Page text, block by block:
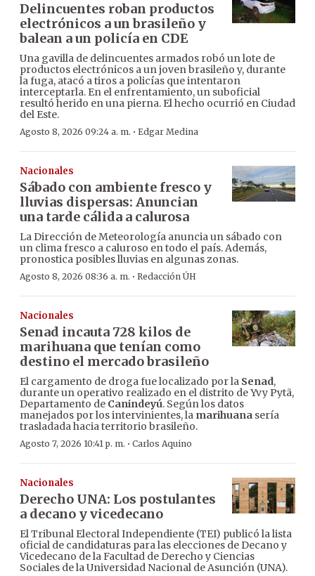
Delincuentes roban productos
electrónicos a un brasileño y
balean a un policía en CDE
Una gavilla de delincuentes armados robó un lote de
productos electrónicos a un joven brasileño y, durante
la fuga, atacó a tiros a policías que intentaron
interceptarla. En el enfrentamiento, un suboficial
resultó herido en una pierna. El hecho ocurrió en Ciudad
del Este.
Agosto 8, 2026 09:24 a. m. · Edgar Medina
Nacionales
Sábado con ambiente fresco y
lluvias dispersas: Anuncian
una tarde cálida a calurosa
La Dirección de Meteorología anuncia un sábado con
un clima fresco a caluroso en todo el país. Además,
pronostica posibles lluvias en algunas zonas.
Agosto 8, 2026 08:36 a. m. · Redacción ÚH
Nacionales
Senad incauta 728 kilos de
marihuana que tenían como
destino el mercado brasileño
El cargamento de droga fue localizado por la Senad,
durante un operativo realizado en el distrito de Yvy Pytã,
Departamento de Canindeyú. Según los datos
manejados por los intervinientes, la marihuana sería
trasladada hacia territorio brasileño.
Agosto 7, 2026 10:41 p. m. · Carlos Aquino
Nacionales
Derecho UNA: Los postulantes
a decano y vicedecano
El Tribunal Electoral Independiente (TEI) publicó la lista
oficial de candidaturas para las elecciones de Decano y
Vicedecano de la Facultad de Derecho y Ciencias
Sociales de la Universidad Nacional de Asunción (UNA).